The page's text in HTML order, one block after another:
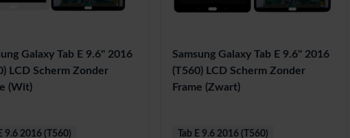
Galaxy Tab E 9.6'' 2016
LCD Scherm Zonder
(Wit)
9.6 2016 (T560)
Samsung Galaxy Tab E 9.6'' 2016
(T560) LCD Scherm Zonder
Frame (Zwart)
Tab E 9.6 2016 (T560)